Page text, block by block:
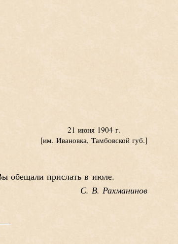
21 июня 1904 г.
[им. Ивановка, Тамбовской губ.]
обещали прислать в июле.
С. В. Рахманинов